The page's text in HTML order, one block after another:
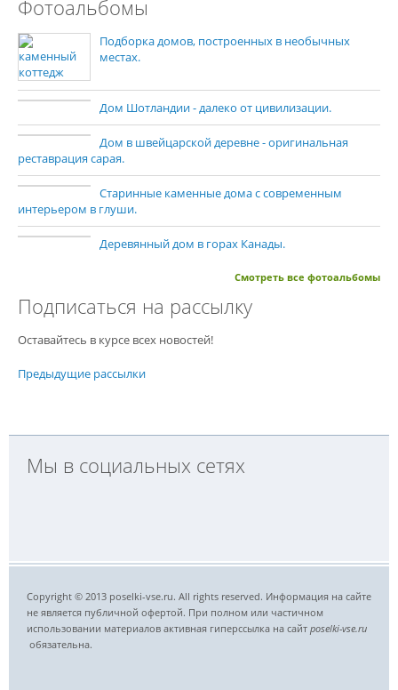
Фотоальбомы
Подборка домов, построенных в необычных
местах.
Дом Шотландии - далеко от цивилизации.
Дом в швейцарской деревне - оригинальная
реставрация сарая.
Старинные каменные дома с современным
интерьером в глуши.
Деревянный дом в горах Канады.
Смотреть все фотоальбомы
Подписаться на рассылку
Оставайтесь в курсе всех новостей!
Предыдущие рассылки
Мы в социальных сетях
Copyright © 2013 poselki-vse.ru. All rights reserved. Информация на сайте
не является публичной офертой. При полном или частичном
использовании материалов активная гиперссылка на сайт poselki-vse.ru​
обязательна.